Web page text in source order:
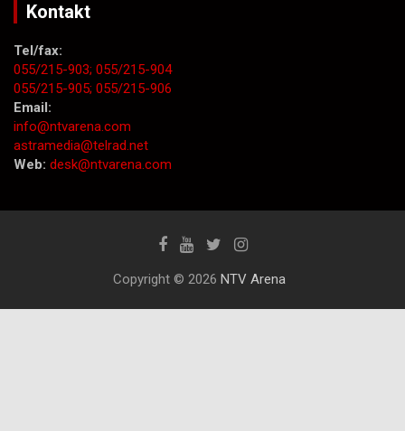
Kontakt
Tel/fax:
055/215-903; 055/215-904
055/215-905; 055/215-906
Email:
info@ntvarena.com
astramedia@telrad.net
Web: desk@ntvarena.com
Copyright © 2026 NTV Arena